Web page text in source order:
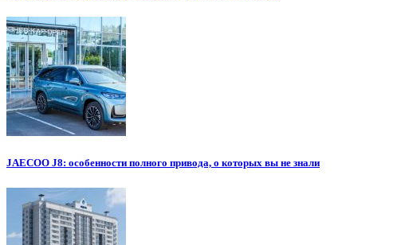
JAECOO J8: особенности полного привода, о которых вы не знали